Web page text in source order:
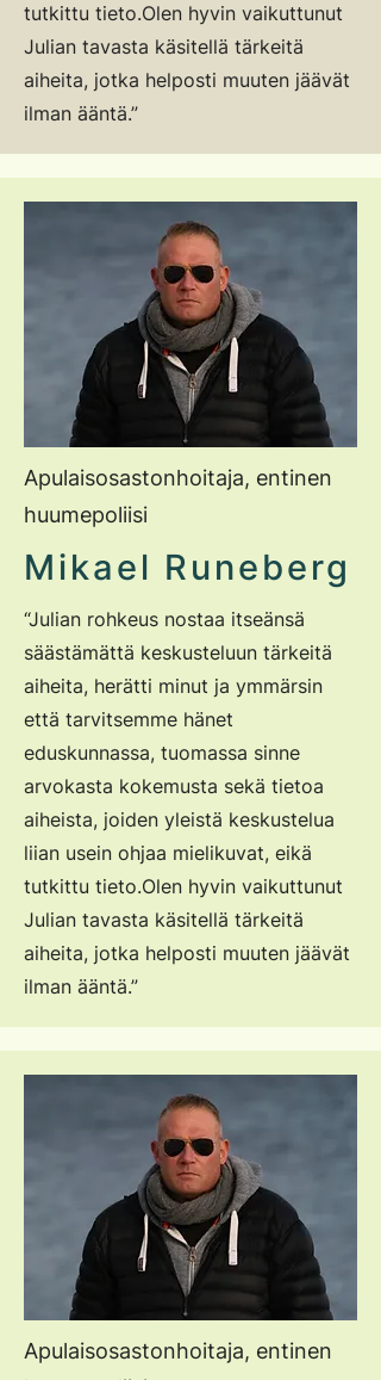
tutkittu tieto.Olen hyvin vaikuttunut
Julian tavasta käsitellä tärkeitä
aiheita, jotka helposti muuten jäävät
ilman ääntä.”
Apulaisosastonhoitaja, entinen
huumepoliisi
Mikael Runeberg
“Julian rohkeus nostaa itseänsä
säästämättä keskusteluun tärkeitä
aiheita, herätti minut ja ymmärsin
että tarvitsemme hänet
eduskunnassa, tuomassa sinne
arvokasta kokemusta sekä tietoa
aiheista, joiden yleistä keskustelua
liian usein ohjaa mielikuvat, eikä
tutkittu tieto.Olen hyvin vaikuttunut
Julian tavasta käsitellä tärkeitä
aiheita, jotka helposti muuten jäävät
ilman ääntä.”
Apulaisosastonhoitaja, entinen